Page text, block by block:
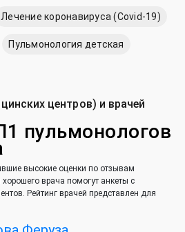
Лечение коронавируса (Covid-19)
Пульмонология детская
центров) и врачей
пульмонологов
высокие оценки по отзывам
врача помогут анкеты с
Рейтинг врачей представлен для